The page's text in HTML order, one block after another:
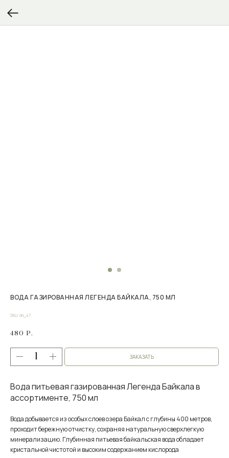
ВОДА ГАЗИРОВАННАЯ ЛЕГЕНДА БАЙКАЛА, 750 МЛ
SKU:on_47
480 Р.
ЗАКАЗАТЬ
Вода питьевая газированная Легенда Байкала в
ассортименте, 750 мл
Вода добывается из особых слоев озера Байкал с глубины 400 метров,
проходит бережную отчистку, сохраняя натуральную сверхлегкую
минерализацию. Глубинная питьевая байкальская вода обладает
кристальной чистотой и высоким содержанием кислорода